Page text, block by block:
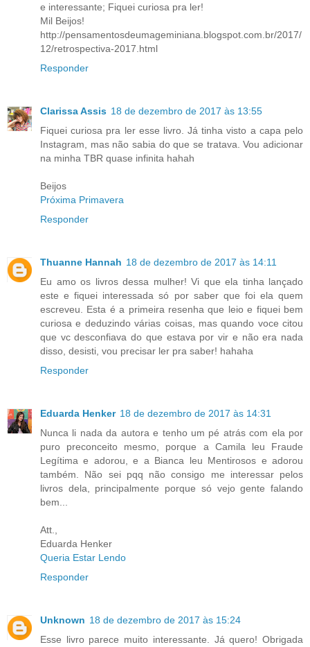
e interessante; Fiquei curiosa pra ler!
Mil Beijos!
http://pensamentosdeumageminiana.blogspot.com.br/2017/
12/retrospectiva-2017.html
Responder
Clarissa Assis 18 de dezembro de 2017 às 13:55
Fiquei curiosa pra ler esse livro. Já tinha visto a capa pelo
Instagram, mas não sabia do que se tratava. Vou adicionar
na minha TBR quase infinita hahah
Beijos
Próxima Primavera
Responder
Thuanne Hannah 18 de dezembro de 2017 às 14:11
Eu amo os livros dessa mulher! Vi que ela tinha lançado
este e fiquei interessada só por saber que foi ela quem
escreveu. Esta é a primeira resenha que leio e fiquei bem
curiosa e deduzindo várias coisas, mas quando voce citou
que vc desconfiava do que estava por vir e não era nada
disso, desisti, vou precisar ler pra saber! hahaha
Responder
Eduarda Henker 18 de dezembro de 2017 às 14:31
Nunca li nada da autora e tenho um pé atrás com ela por
puro preconceito mesmo, porque a Camila leu Fraude
Legítima e adorou, e a Bianca leu Mentirosos e adorou
também. Não sei pqq não consigo me interessar pelos
livros dela, principalmente porque só vejo gente falando
bem...
Att.,
Eduarda Henker
Queria Estar Lendo
Responder
Unknown 18 de dezembro de 2017 às 15:24
Esse livro parece muito interessante. Já quero! Obrigada